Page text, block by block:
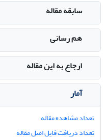
سابقه مقاله
هم رسانی
ارجاع به این مقاله
آمار
تعداد مشاهده مقاله
تعداد دریافت فایل اصل مقاله